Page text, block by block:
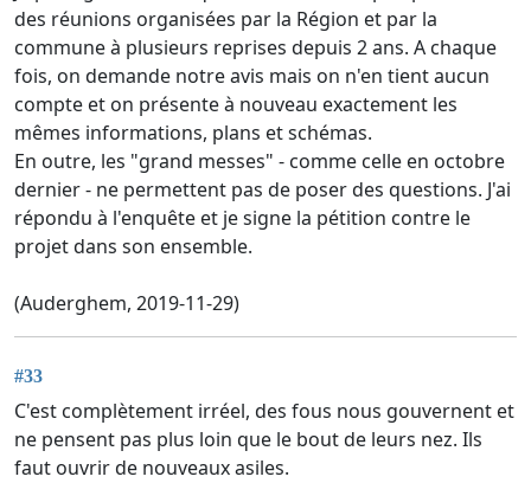
des réunions organisées par la Région et par la
commune à plusieurs reprises depuis 2 ans. A chaque
fois, on demande notre avis mais on n'en tient aucun
compte et on présente à nouveau exactement les
mêmes informations, plans et schémas.
En outre, les "grand messes" - comme celle en octobre
dernier - ne permettent pas de poser des questions. J'ai
répondu à l'enquête et je signe la pétition contre le
projet dans son ensemble.
(Auderghem, 2019-11-29)
#33
C'est complètement irréel, des fous nous gouvernent et
ne pensent pas plus loin que le bout de leurs nez. Ils
faut ouvrir de nouveaux asiles.